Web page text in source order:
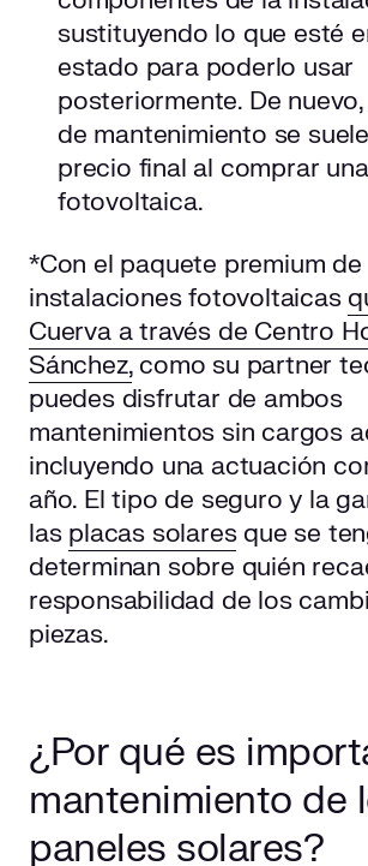
sustituyendo lo que esté
estado para poderlo usar
posteriormente. De
de mantenimiento se
precio final al comprar
fotovoltaica.
*Con el paquete premium de
instalaciones fotovoltaicas
Cuerva a través de Centro
Sánchez,como su partner
puedes disfrutar de ambos
mantenimientos sin cargos
incluyendo una actuación
año. El tipo de seguro y la
las placas solaresque se
determinan sobre quién
responsabilidad de los
piezas.
¿Por qué es
mantenimiento de
paneles solares?